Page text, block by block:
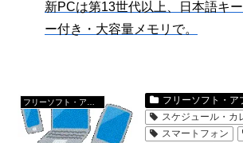
新PCは第13世代以上、日本語キ
ー付き・大容量メモリで。
フリーソフト・ア
スケジュール・カ
スマートフォン